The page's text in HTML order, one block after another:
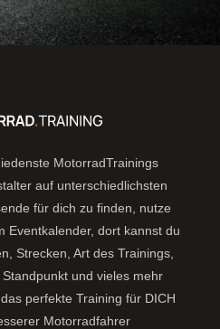
MotorradTrainings
auf unterschiedlichsten
für dich zu finden, nutze
Eventkalender, dort kannst du
Strecken, Art des Trainings,
und vieles mehr
perfekte Training für DICH
Motorradfahrer